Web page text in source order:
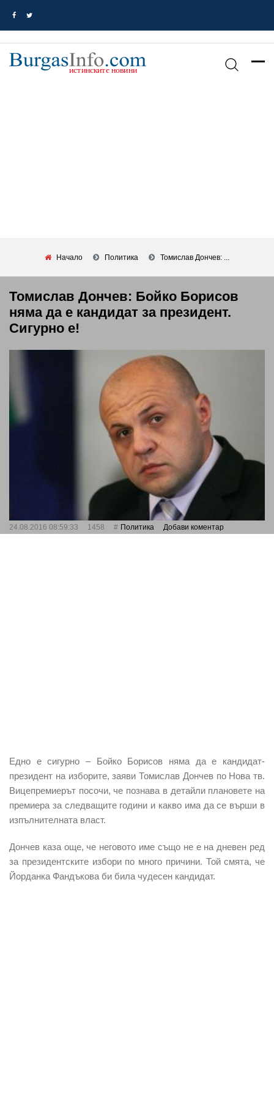
Начало Политика Томислав Дончев: ...
Томислав Дончев: Бойко Борисов
няма да е кандидат за президент.
Сигурно е!
24.08.2016 08:59:33 1458 Политика Добави коментар
Едно е сигурно – Бойко Борисов няма да е кандидат-
президент на изборите, заяви Томислав Дончев по Нова тв.
Вицепремиерът посочи, че познава в детайли плановете на
премиера за следващите години и какво има да се върши в
изпълнителната власт.
Дончев каза още, че неговото име също не е на дневен ред
за президентските избори по много причини. Той смята, че
Йорданка Фандъкова би била чудесен кандидат.